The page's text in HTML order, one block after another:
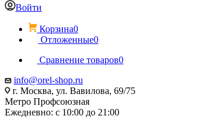
Войти
Корзина0
Отложенные0
Сравнение товаров0
info@orel-shop.ru
г. Москва, ул. Вавилова, 69/75
Метро Профсоюзная
Ежедневно: с 10:00 до 21:00